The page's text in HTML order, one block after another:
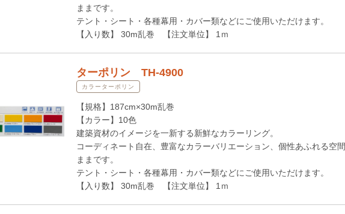
ままです。
テント・シート・各種幕用・カバー類などにご使用いただけます。
【入り数】 30m乱巻 【注文単位】 1ｍ
ターポリン TH-4900
カラーターポリン
【規格】187cm×30m乱巻
【カラー】10色
建築資材のイメージを一新する新鮮なカラーリング。
コーディネート自在、豊富なカラーバリエーション、個性あふれる空
ままです。
テント・シート・各種幕用・カバー類などにご使用いただけます。
【入り数】 30m乱巻 【注文単位】 1ｍ